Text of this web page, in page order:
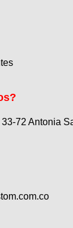
72 Antonia